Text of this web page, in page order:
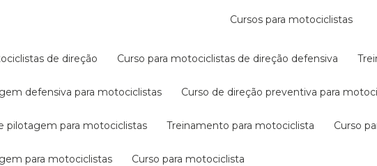
cursos para motociclistas
de direção curso para motociclistas de direção defensiva
defensiva para motociclistas curso de direção preventiva para
pilotagem para motociclistas treinamento para motociclista curso
para motociclistas curso para motociclista